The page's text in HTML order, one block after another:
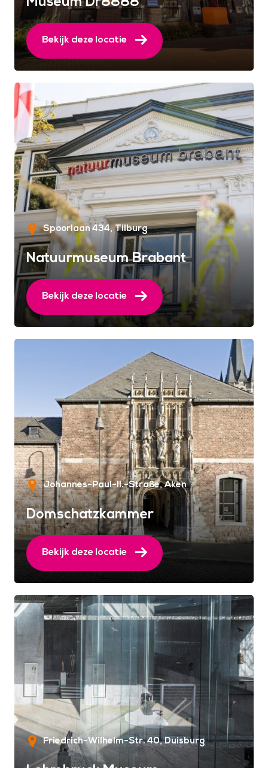
Bekijk deze locatie
Spoorlaan 434 Tilburg
Natuurmuseum Brabant
Bekijk deze locatie
Johannes-Paul-II.-Straße Aken
Domschatzkammer
Bekijk deze locatie
Friedrich-Wilhelm-Str. 40 Duisburg